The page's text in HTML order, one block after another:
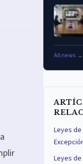
All news →
Leyes de
Leyes de